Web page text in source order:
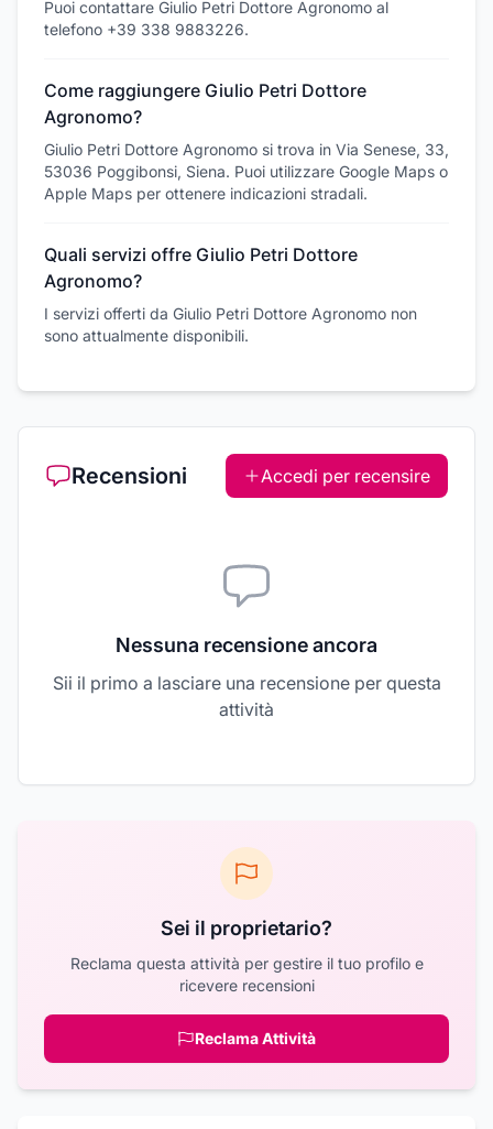
Puoi contattare Giulio Petri Dottore Agronomo al
telefono +39 338 9883226.
Come raggiungere Giulio Petri Dottore
Agronomo?
Giulio Petri Dottore Agronomo si trova in Via Senese, 33,
53036 Poggibonsi, Siena. Puoi utilizzare Google Maps o
Apple Maps per ottenere indicazioni stradali.
Quali servizi offre Giulio Petri Dottore
Agronomo?
I servizi offerti da Giulio Petri Dottore Agronomo non
sono attualmente disponibili.
Recensioni Accedi per recensire
Nessuna recensione ancora
Sii il primo a lasciare una recensione per questa
attività
Sei il proprietario?
Reclama questa attività per gestire il tuo profilo e
ricevere recensioni
Reclama Attività